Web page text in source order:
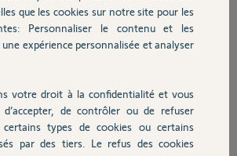
au fil de discussion
que les cookies sur notre site pour les
Personnaliser le contenu et les
expérience personnalisée et analyser
votre droit à la confidentialité et vous
d’accepter, de contrôler ou de refuser
types de cookies ou certains
par des tiers. Le refus des cookies